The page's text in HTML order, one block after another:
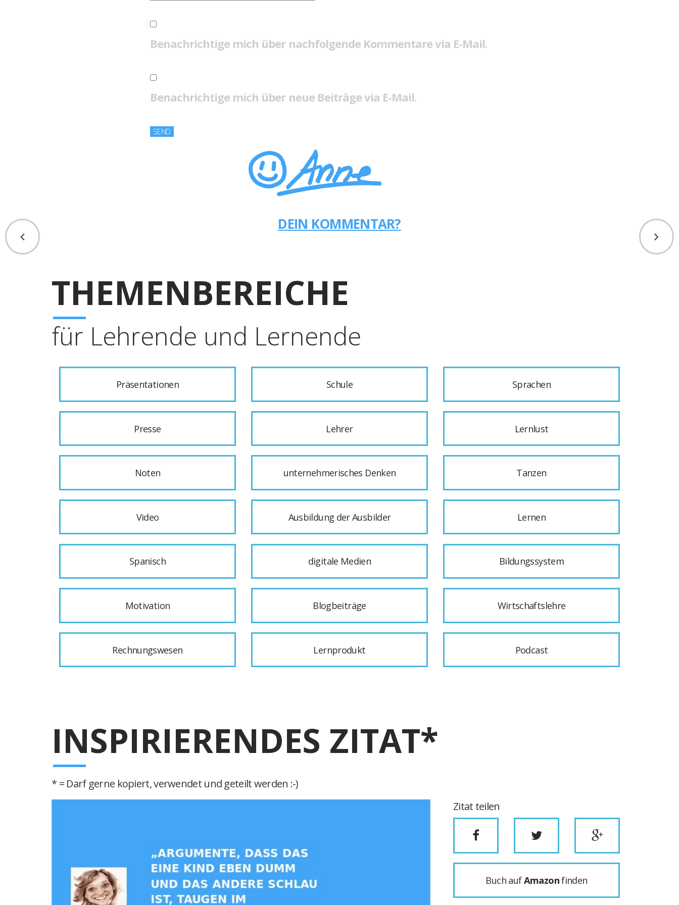
Benachrichtige mich über nachfolgende Kommentare via E-Mail.
Benachrichtige mich über neue Beiträge via E-Mail.
DEIN KOMMENTAR?
THEMENBEREICHE
für Lehrende und Lernende
Präsentationen Schule Sprachen
Presse Lehrer Lernlust
Noten unternehmerisches Denken Tanzen
Video Ausbildung der Ausbilder Lernen
Spanisch digitale Medien Bildungssystem
Motivation Blogbeiträge Wirtschaftslehre
Rechnungswesen Lernprodukt Podcast
INSPIRIERENDES ZITAT*
* = Darf gerne kopiert, verwendet und geteilt werden :-)
Zitat teilen
Buch aufAmazonfinden